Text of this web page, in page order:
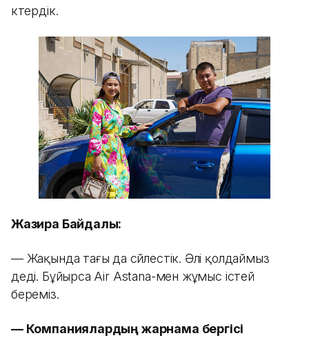
көтердік.
Жазира Байдалы:
— Жақында тағы да сөйлестік. Әлі қолдаймыз
деді. Бұйырса Air Astana-мен жұмыс істей
береміз.
— Компаниялардың жарнама бергісі